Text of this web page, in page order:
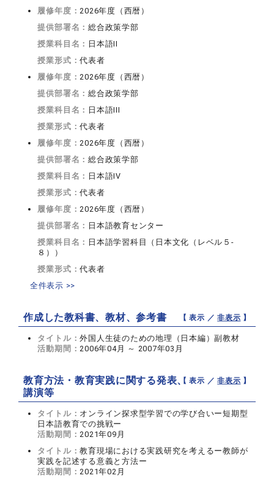
履修年度：2026年度（西暦）
提供部署名：総合政策学部
授業科目名： 日本語II
授業形式：代表者
履修年度：2026年度（西暦）
提供部署名：総合政策学部
授業科目名： 日本語III
授業形式：代表者
履修年度：2026年度（西暦）
提供部署名：総合政策学部
授業科目名： 日本語IV
授業形式：代表者
履修年度：2026年度（西暦）
提供部署名： 日本語教育センター
授業科目名： 日本語学習科目（日本文化（レベル５-
８））
授業形式：代表者
全件表示 >>
作成した教科書、教材、参考書 【 表示 ／非表示 】
タイトル：外国人生徒のための地理（日本編）副教材
活動期間：2006年04月 ～ 2007年03月
教育方法・教育実践に関する発表、
講演等
【 表示 ／非表示 】
タイトル： オンライン探求型学習での学び合いー短期型
日本語教育での挑戦ー
活動期間：2021年09月
タイトル：教育現場における実践研究を考えるー教師が
実践を記述する意義と方法ー
活動期間：2021年02月